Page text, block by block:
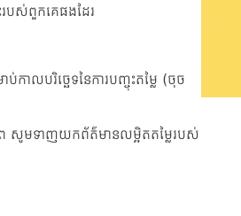
របស់ពួកគេផងដែរ
ាលបរិច្ឆេទនៃការបញ្ចុះតម្លៃ (ចុច
ព សូមទាញយកព័ត៌មានលម្អិតតម្លៃរបស់